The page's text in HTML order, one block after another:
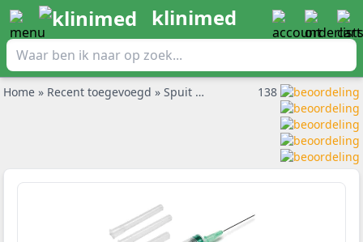
klinimed
Home » Recent toegevoegd » Spuit met naald BD Emerald 10ml 0,8x40mm per 100st - UITLOPEND 138